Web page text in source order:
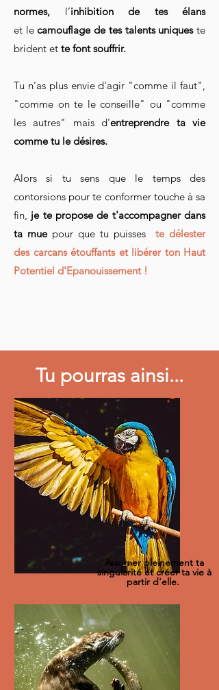
normes, l’inhibition de tes élans
et lecamouflage de tes talents uniqueste
brident et te font souffrir.
Tu n'as plus envie d'agir "comme il faut",
"comme on te le conseille" ou "comme
les autres" mais d'entreprendre ta vie
comme tu le désires.
Alors si tu sens que le temps des
contorsions pour te conformer touche à sa
fin, jete propose de t'accompagner dans
ta mue pour que tu puisses
te délester
des carcans étouffants et libérer ton Haut
Potentiel d'Epanouissement !
Tu pourras ainsi...
Assumer pleinement ta
singularité et créer ta vie à
partir d'elle.